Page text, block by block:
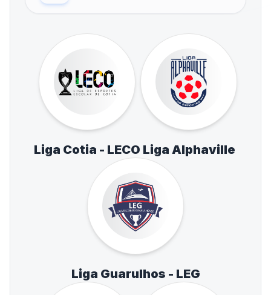
Liga Cotia - LECO Liga Alphaville
Liga Guarulhos - LEG